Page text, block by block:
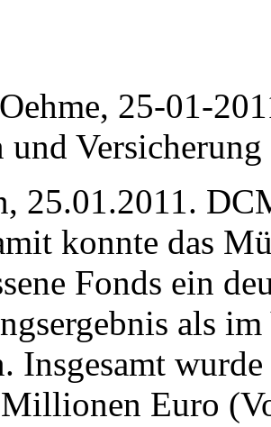
25-01-
und Versicherung
25.01.2011.
konnte das
Fonds ein
als
Insgesamt
Euro